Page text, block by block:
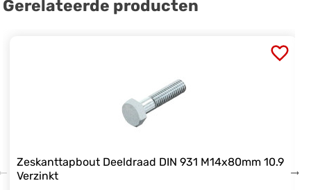
Gerelateerde producten
Zeskanttapbout Deeldraad DIN 931 M14x80mm 10.9
Verzinkt